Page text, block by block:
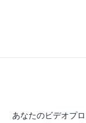
あなたのビデオプ